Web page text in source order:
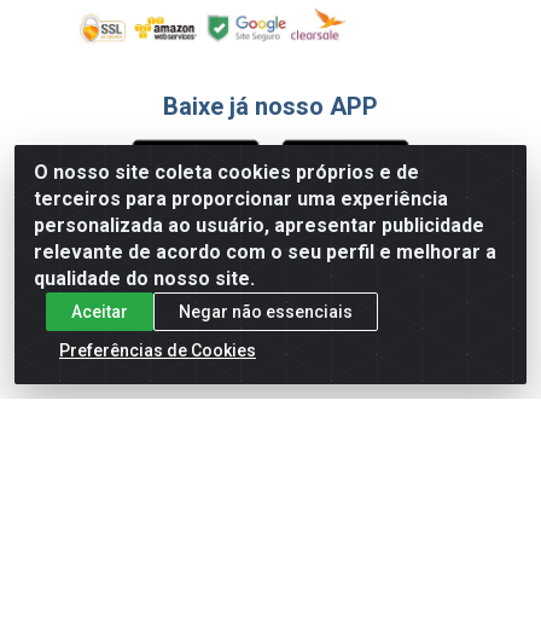
O nosso site coleta cookies próprios e de
terceiros para proporcionar uma experiência
personalizada ao usuário, apresentar publicidade
relevante de acordo com o seu perfil e melhorar a
qualidade do nosso site.
Aceitar
Negar não essenciais
Preferências de Cookies
Baixe já nosso APP
Formas de Pagamento